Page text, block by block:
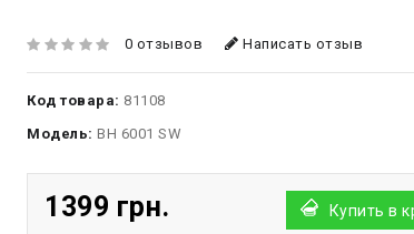
0 отзывов Написать отзыв
Код товара: 81108
Модель: BH 6001 SW
1399 грн. Купить в